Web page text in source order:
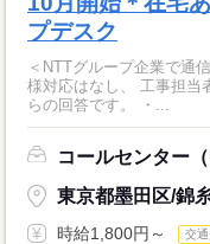
プデスク
＜NTTグループ企業で通
様対応はなし、 工事担当
らの回答です。 ・...
コールセンター
東京都墨田区/錦
時給1,800円～ 交